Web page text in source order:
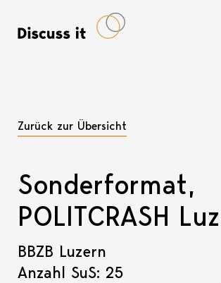
Zurück zur Übersicht
Sonderformat,
POLITCRASH
BBZB Luzern
Anzahl SuS: 25